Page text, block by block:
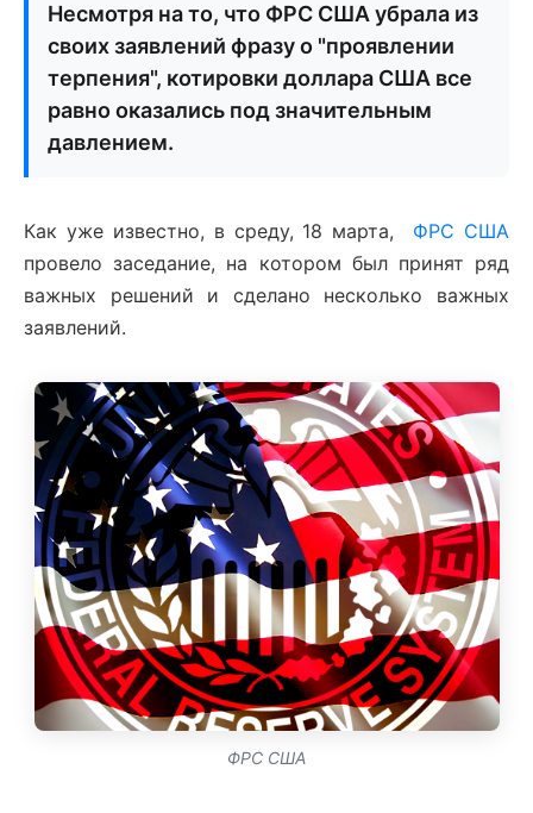
Несмотря на то, что ФРС США убрала из
своих заявлений фразу о "проявлении
терпения", котировки доллара США все
равно оказались под значительным
давлением.
Как уже известно, в среду, 18 марта, ФРС США
провело заседание, на котором был принят ряд
важных решений и сделано несколько важных
заявлений.
ФРС США